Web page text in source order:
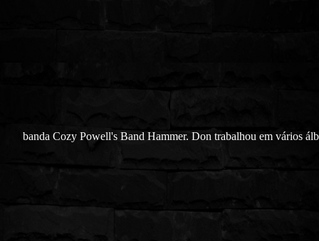
banda Cozy Powell's Band Hammer. Don trabalhou em vários